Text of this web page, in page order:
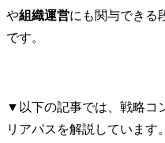
や組織運営にも関与できる
です。
▼以下の記事では、戦略コ
リアパスを解説しています